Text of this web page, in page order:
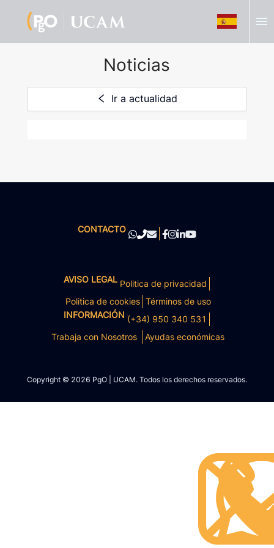
menu
Noticias
Ir a actualidad
CONTACTO
AVISO LEGAL Politica de privacidad
Politica de cookies Términos de uso
INFORMACIÓN (+34) 950 340 531
Trabaja con Nosotros
Ayudas económicas
Copyright © 2026 PgO | UCAM. Todos los derechos reservados.